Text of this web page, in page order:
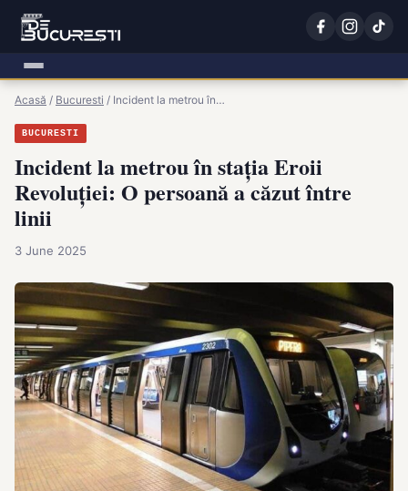
Acasă / Bucuresti / Incident la metrou în…
BUCURESTI
Incident la metrou în stația Eroii
Revoluției: O persoană a căzut între
linii
3 June 2025